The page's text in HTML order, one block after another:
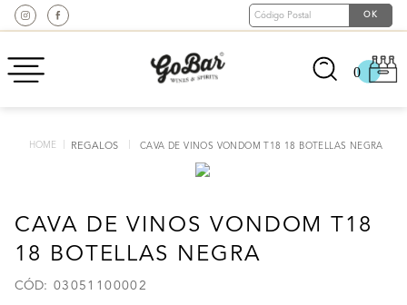
0
REGALOS CAVA DE VINOS VONDOM T18 18 BOTELLAS NEGRA
CAVA DE VINOS VONDOM T18
18 BOTELLAS NEGRA
: 03051100002